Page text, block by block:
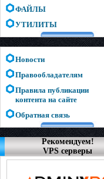
ФАЙЛЫ
УТИЛИТЫ
Новости
Правообладателям
Правила публикации
контента на сайте
Обратная связь
Рекомендуем!
VPS серверы